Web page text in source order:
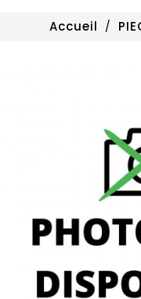
Accueil